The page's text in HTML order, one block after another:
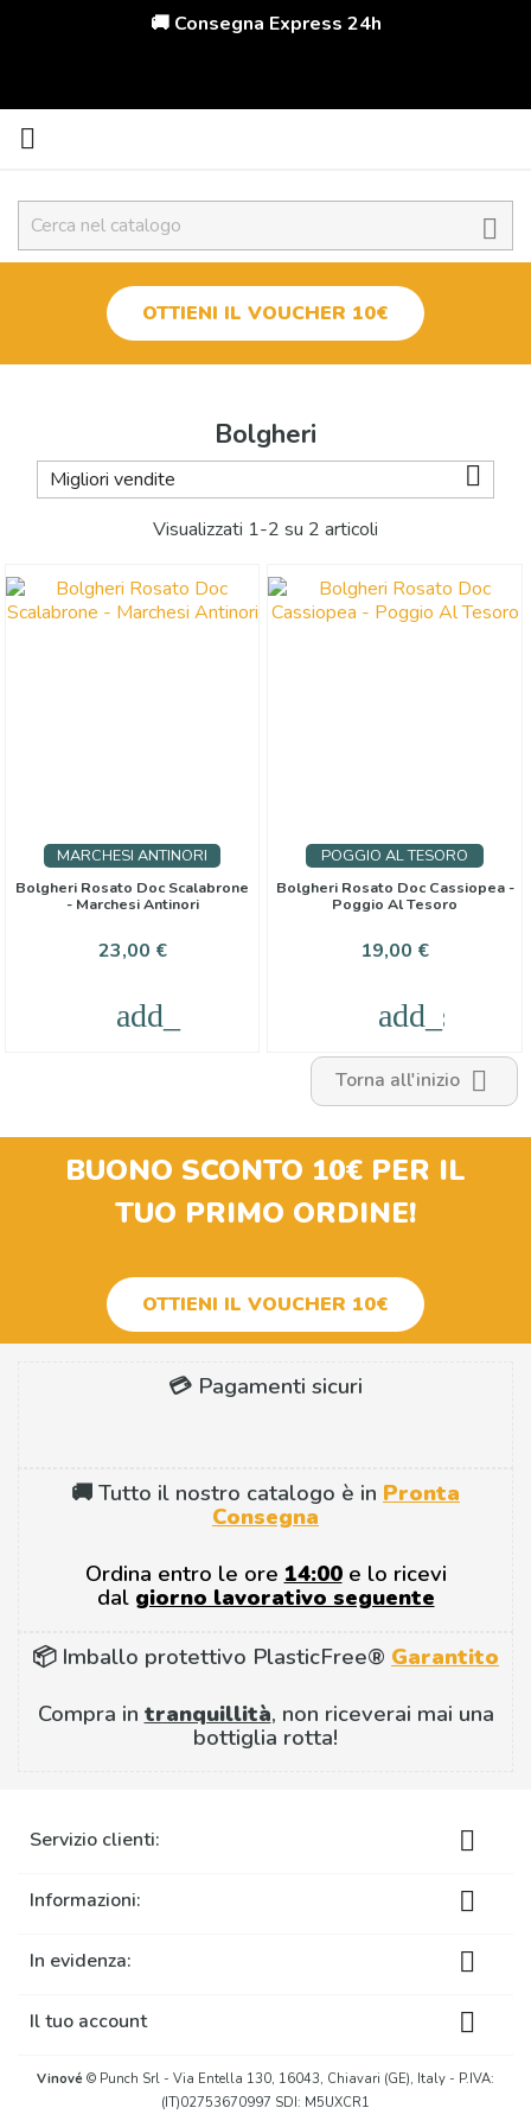
🚚 Consegna Express 24h


OTTIENI IL VOUCHER 10€
Tipologia
Prezzo
Produttori
Paese
Denominazione
Bolgheri
Migliori vendite 
Visualizzati 1-2 su 2 articoli
MARCHESI ANTINORI
Bolgheri Rosato Doc Scalabrone
- Marchesi Antinori
Prezzo
23,00 €
add_shopping_cart
POGGIO AL TESORO
Bolgheri Rosato Doc Cassiopea -
Poggio Al Tesoro
Prezzo
19,00 €
Torna all'inizio 
BUONO SCONTO 10€ PER IL
TUO PRIMO ORDINE!
OTTIENI IL VOUCHER 10€
💳 Pagamenti sicuri
🚚 Tutto il nostro catalogo è in Pronta
Consegna
Ordina entro le ore 14:00e lo ricevi
dal giorno lavorativo seguente
📦 Imballo protettivo PlasticFree® Garantito
Compra in tranquillità, non riceverai mai una
bottiglia rotta!
Servizio clienti: 
Informazioni: 
In evidenza: 
Il tuo account 
Vinové © Punch Srl - Via Entella 130, 16043, Chiavari (GE), Italy - P.IVA:
(IT)02753670997 SDI: M5UXCR1